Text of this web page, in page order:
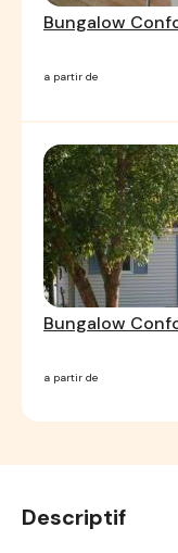
Bungalow
a partir de
Bungalow
a partir de
Descriptif